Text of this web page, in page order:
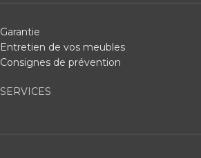
Garantie
Entretien de vos meubles
Consignes de prévention
SERVICES